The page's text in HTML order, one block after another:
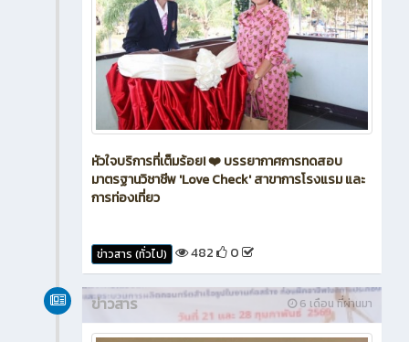
หัวใจบริการที่เต็มร้อย! ❤️ บรรยากาศการทดสอบ
มาตรฐานวิชาชีพ 'Love Check' สาขาการโรงแรม และ
การท่องเที่ยว
ข่าวสาร (ทั่วไป) 482 0
6 เดือน ที่ผ่านมา
ข่าวสาร